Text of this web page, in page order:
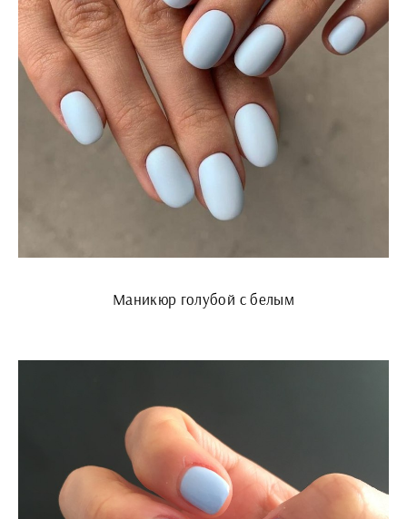
Маникюр голубой с белым